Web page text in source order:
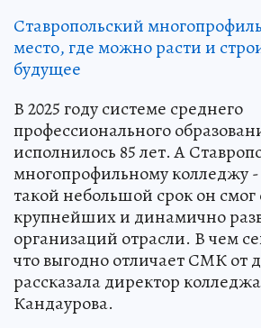
Ставропольский
место, где можно расти и
будущее
В 2025 году системе среднего
профессионального
исполнилось 85 лет. А
многопрофильному колледжу
такой небольшой срок он смог
крупнейших и динамично
организаций отрасли. В чем
что выгодно отличает СМК от
рассказала директор
Кандаурова.